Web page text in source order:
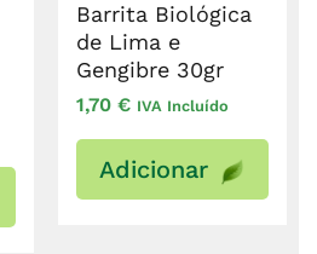
Barrita Biológica
de Lima e
Gengibre 30gr
1,70 € IVA Incluído
Adicionar